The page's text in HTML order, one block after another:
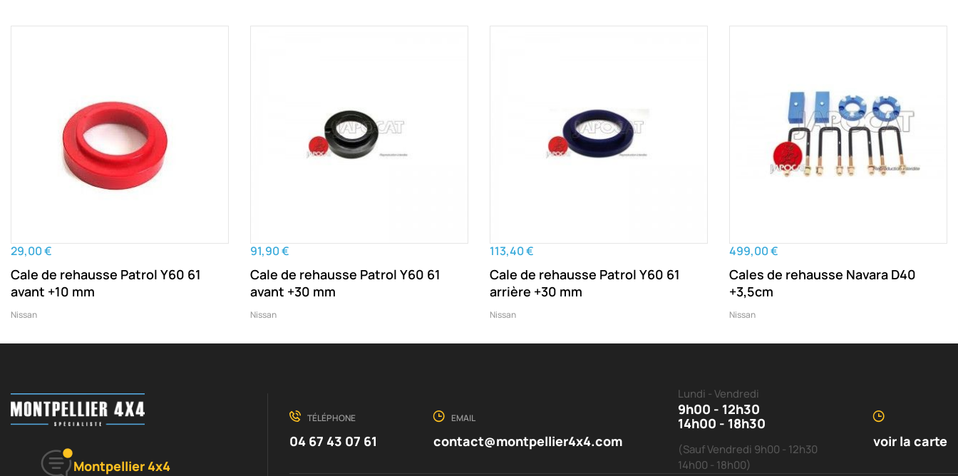
29,00 €
Cale de rehausse Patrol Y60 61
avant +10 mm
Nissan
91,90 €
Cale de rehausse Patrol Y60 61
avant +30 mm
Nissan
113,40 €
Cale de rehausse Patrol Y60 61
arrière +30 mm
Nissan
499,00 €
Cales de rehausse Navara D40
+3,5cm
Nissan
Montpellier 4x4
TÉLÉPHONE
04 67 43 07 61
EMAIL
contact@montpellier4x4.com
Lundi - Vendredi
9h00 - 12h30
14h00 - 18h30
(Sauf Vendredi 9h00 - 12h30
14h00 - 18h00)
voir la carte